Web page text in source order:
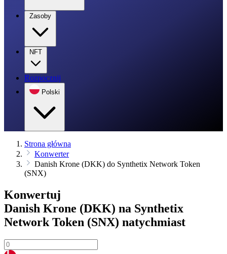
Zasoby
NFT
Rozpocznij
Polski
Strona główna
Konwerter
Danish Krone (DKK) do Synthetix Network Token
(SNX)
Konwertuj
Danish Krone (DKK) na Synthetix
Network Token (SNX) natychmiast